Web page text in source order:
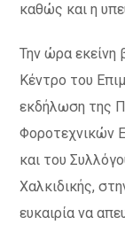
καθώς και η
Την ώρα εκείνη
Κέντρο του
εκδήλωση της
Φοροτεχνικών
και του
Χαλκιδικής,
ευκαιρία να